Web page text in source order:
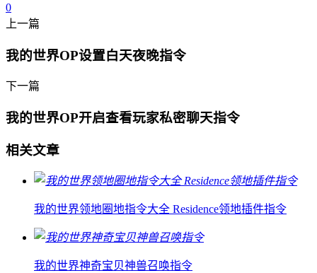
0
上一篇
我的世界OP设置白天夜晚指令
下一篇
我的世界OP开启查看玩家私密聊天指令
相关文章
我的世界领地圈地指令大全 Residence领地插件指令
我的世界神奇宝贝神兽召唤指令